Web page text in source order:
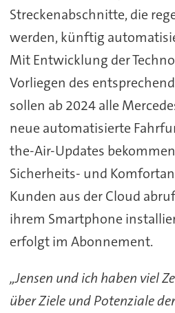
Streckenabschnitte, die
werden, künftig
Mit Entwicklung der
Vorliegen des
sollen ab 2024 alle
neue automatisierte
the-Air-Updates
Sicherheits- und
Kunden aus der Cloud
ihrem Smartphone
erfolgt im Abonnement.
„Jensen und ich haben viel
über Ziele und Potenziale